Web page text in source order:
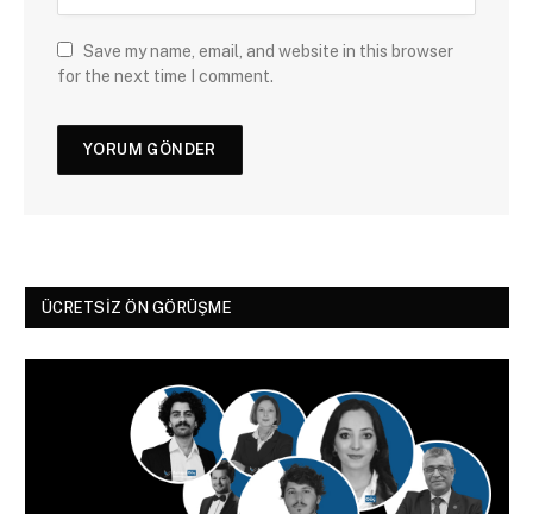
Save my name, email, and website in this browser
for the next time I comment.
ÜCRETSIZ ÖN GÖRÜŞME